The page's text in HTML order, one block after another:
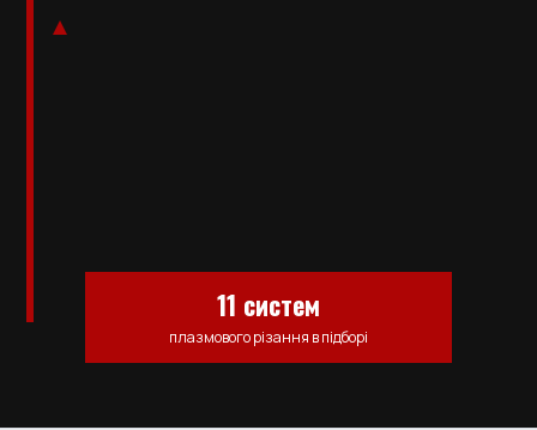
11 систем
плазмового різання в підборі